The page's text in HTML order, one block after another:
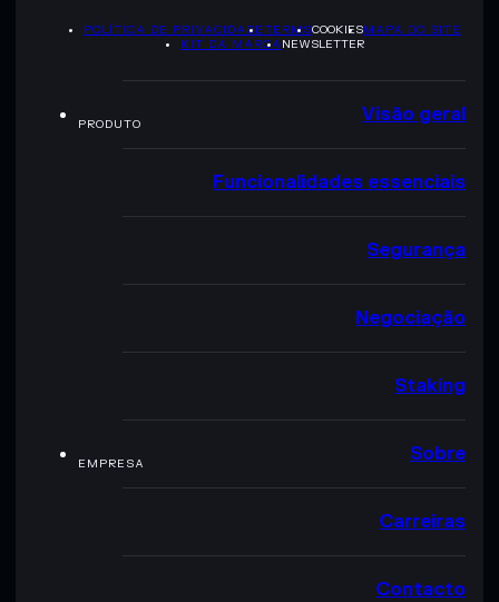
POLÍTICA DE PRIVACIDADETERMSCOOKIESMAPA DO SITE
KIT DA MARCA NEWSLETTER
PRODUTO Visão geral
Funcionalidades essenciais
Segurança
Negociação
Staking
EMPRESA Sobre
Carreiras
Contacto